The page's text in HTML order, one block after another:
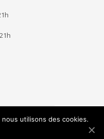
by
utilisons des cookies.